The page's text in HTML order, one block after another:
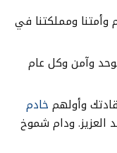
وأمتنا ومملكتنا في
وآمن وكل عام
وأولهم خادم
العزيز. ودام شموخ